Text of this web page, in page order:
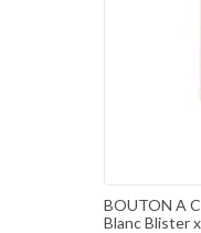
BOUTON A
Blanc Blister